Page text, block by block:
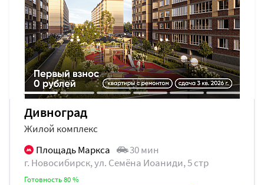
Дивноград
Жилой комплекс
Площадь Маркса
30 мин
г. Новосибирск, ул. ​Семёна Иоаниди, 5 стр
Готовность 80 %